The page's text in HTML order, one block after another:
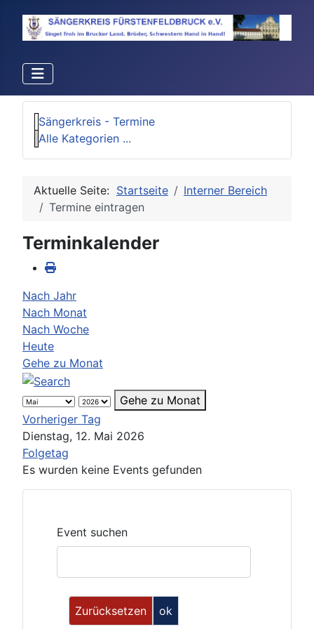
Sängerkreis - Termine
Alle Kategorien ...
Aktuelle Seite: Startseite
Interner Bereich
Termine eintragen
Terminkalender
Nach Jahr
Nach Monat
Nach Woche
Heute
Gehe zu Monat
Gehe zu Monat
Vorheriger Tag
Dienstag, 12. Mai 2026
Folgetag
Es wurden keine Events gefunden
Event suchen